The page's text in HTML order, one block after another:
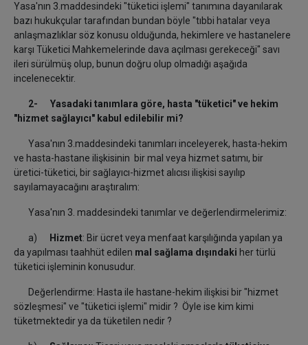
Yasa'nın 3.maddesindeki "tüketici işlemi" tanımına dayanılarak
bazı hukukçular tarafından bundan böyle "tıbbi hatalar veya
anlaşmazlıklar söz konusu olduğunda, hekimlere ve hastanelere
karşı Tüketici Mahkemelerinde dava açılması gerekeceği" savı
ileri sürülmüş olup, bunun doğru olup olmadığı aşağıda
incelenecektir.
2- Yasadaki tanımlara göre, hasta "tüketici" ve hekim
"hizmet sağlayıcı" kabul edilebilir mi?
Yasa'nın 3.maddesindeki tanımları inceleyerek, hasta-hekim
ve hasta-hastane ilişkisinin bir mal veya hizmet satımı, bir
üretici-tüketici, bir sağlayıcı-hizmet alıcısı ilişkisi sayılıp
sayılamayacağını araştıralım:
Yasa'nın 3. maddesindeki tanımlar ve değerlendirmelerimiz:
a) Hizmet: Bir ücret veya menfaat karşılığında yapılan ya
da yapılması taahhüt edilen mal sağlama dışındaki her türlü
tüketici işleminin konusudur.
Değerlendirme: Hasta ile hastane-hekim ilişkisi bir "hizmet
sözleşmesi" ve "tüketici işlemi" midir ? Öyle ise kim kimi
tüketmektedir ya da tüketilen nedir ?